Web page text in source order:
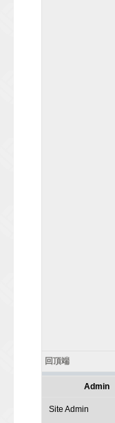
回頂端
Admin
Site Admin